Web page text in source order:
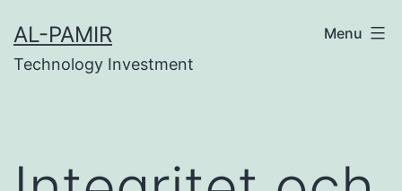
to
content
AL-PAMIR
Technology Investment
Menu